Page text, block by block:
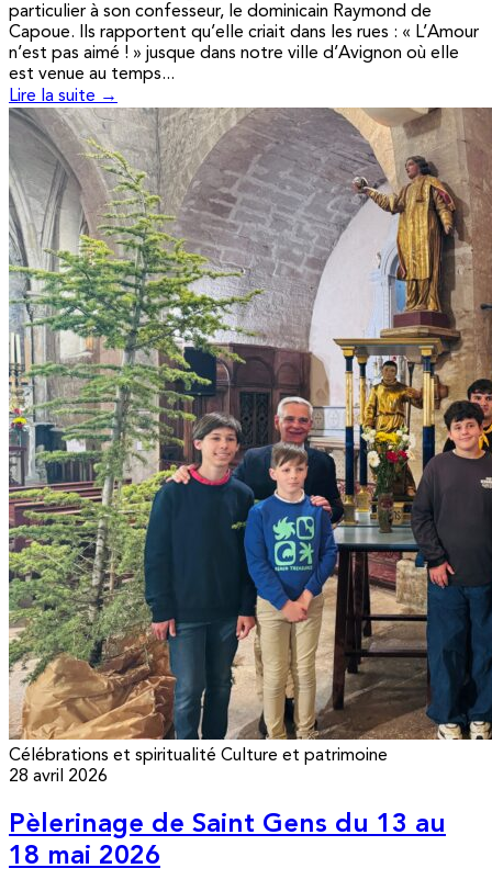
particulier à son confesseur, le dominicain Raymond de
Capoue. Ils rapportent qu’elle criait dans les rues : « L’Amour
n’est pas aimé ! » jusque dans notre ville d’Avignon où elle
est venue au temps...
Lire la suite →
Célébrations et spiritualité Culture et patrimoine
28 avril 2026
Pèlerinage de Saint Gens du 13 au
18 mai 2026